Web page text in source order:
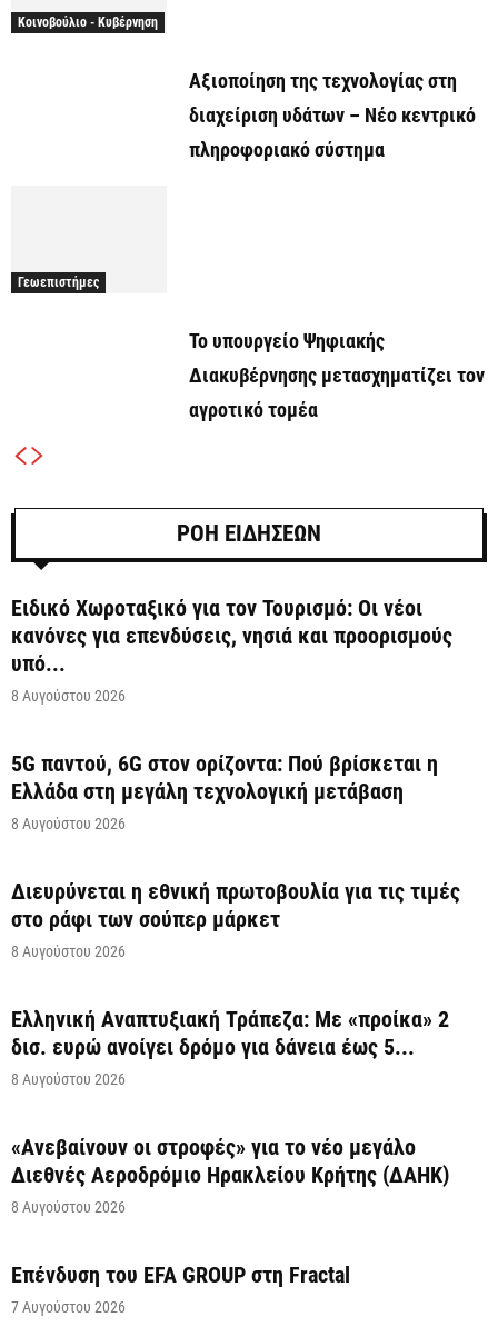
Κοινοβούλιο - Κυβέρνηση
Αξιοποίηση της τεχνολογίας στη
διαχείριση υδάτων – Νέο κεντρικό
πληροφοριακό σύστημα
Γεωεπιστήμες
Το υπουργείο Ψηφιακής
Διακυβέρνησης μετασχηματίζει τον
αγροτικό τομέα
ΡΟΗ ΕΙΔΗΣΕΩΝ
Ειδικό Χωροταξικό για τον Τουρισμό: Οι νέοι
κανόνες για επενδύσεις, νησιά και προορισμούς
υπό...
8 Αυγούστου 2026
5G παντού, 6G στον ορίζοντα: Πού βρίσκεται η
Ελλάδα στη μεγάλη τεχνολογική μετάβαση
8 Αυγούστου 2026
Διευρύνεται η εθνική πρωτοβουλία για τις τιμές
στο ράφι των σούπερ μάρκετ
8 Αυγούστου 2026
Ελληνική Αναπτυξιακή Τράπεζα: Με «προίκα» 2
δισ. ευρώ ανοίγει δρόμο για δάνεια έως 5...
8 Αυγούστου 2026
«Ανεβαίνουν οι στροφές» για το νέο μεγάλο
Διεθνές Αεροδρόμιο Ηρακλείου Κρήτης (ΔΑΗΚ)
8 Αυγούστου 2026
Επένδυση του EFA GROUP στη Fractal
7 Αυγούστου 2026